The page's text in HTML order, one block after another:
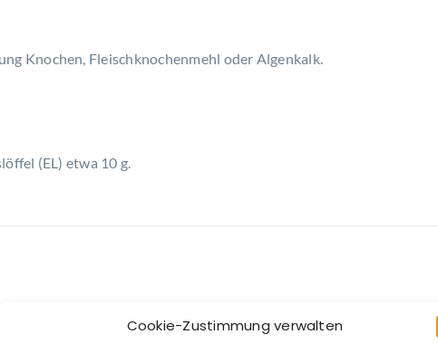
Cookie-Zustimmung verwalten
Knochen, Fleischknochenmehl oder Algenkalk.
(EL) etwa 10 g.